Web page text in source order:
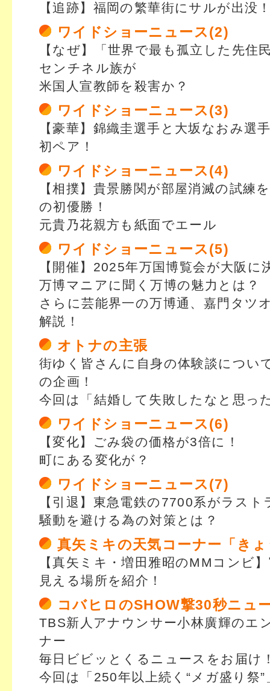
【追跡】福岡の繁華街にサルが出没
ワイドショーニュース(2)
【なぜ】「世界で最も孤立した先住
センチネル族が
米国人宣教師を殺害か？
ワイドショーニュース(3)
【豪華】錦織圭選手と大坂なおみ選
初ペア！
ワイドショーニュース(4)
【相撲】貴景勝関が部屋消滅の試練
の初優勝！
元貴乃花親方も紙面でエール
ワイドショーニュース(5)
【開催】2025年万国博覧会が大阪に
万博マニアに聞く万博の魅力とは？
さらに芸能界一の万博通、嘉門タツ
解説！
オトナの主張
街ゆく皆さんに自身の体験談につい
の企画！
今回は「結婚して失敗したなと思っ
ワイドショーニュース(6)
【変化】ごみ袋の価格が3倍に！
町にある変化が？
ワイドショーニュース(7)
【引退】東急電鉄の7700系がラスト
騒動を避ける為の対策とは？
真矢ミキの天気コーナー「き
【真矢ミキ・増田雅昭のMMコンビ
見える場所を紹介！
コバヒロのSHOW撃30秒ニュ
TBS新人アナウンサー小林廣輝のエ
ナー
毎日ビビッとくるニュースをお届け
今回は「250年以上続く“メガ盛り祭”